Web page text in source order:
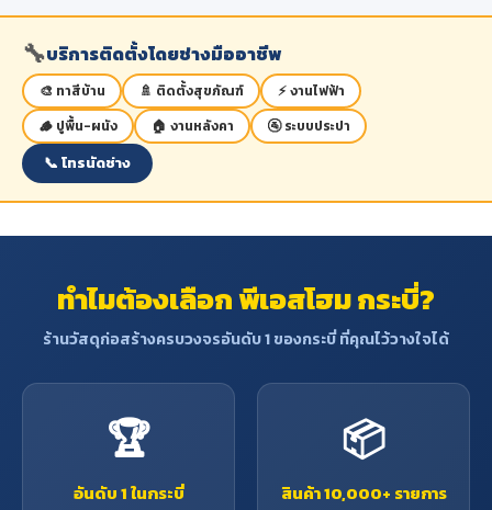
🔧บริการติดตั้งโดยช่างมืออาชีพ
🎨 ทาสีบ้าน 🚿 ติดตั้งสุขภัณฑ์
⚡ งานไฟฟ้า
🪵 ปูพื้น-ผนัง
🏠 งานหลังคา 🚰 ระบบประปา
📞 โทรนัดช่าง
ทำไมต้องเลือก พีเอสโฮม กระบี่?
ร้านวัสดุก่อสร้างครบวงจรอันดับ 1 ของกระบี่ ที่คุณไว้วางใจได้
🏆
อันดับ 1 ในกระบี่
📦
สินค้า 10,000+ รายการ